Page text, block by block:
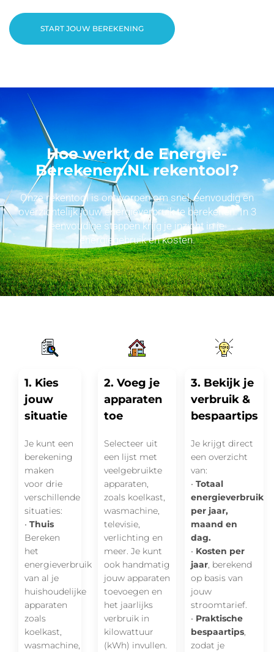
START JOUW BEREKENING
Hoe werkt de Energie-
Berekenen.NL rekentool?
Onze rekentool is ontworpen om snel, eenvoudig en
overzichtelijk jouw energieverbruik te berekenen. In 3
eenvoudige stappen krijg je inzicht in je
energiegebruik en kosten.
1. Kies
jouw
situatie
Je kunt een
berekening
maken
voor drie
verschillende
situaties:
• Thuis
Bereken
het
energieverbruik
van al je
huishoudelijke
apparaten
zoals
koelkast,
wasmachine,
2. Voeg je
apparaten
toe
Selecteer uit
een lijst met
veelgebruikte
apparaten,
zoals koelkast,
wasmachine,
televisie,
verlichting en
meer. Je kunt
ook handmatig
jouw apparaten
toevoegen en
het jaarlijks
verbruik in
kilowattuur
(kWh) invullen.
3. Bekijk je
verbruik &
bespaartips
Je krijgt direct
een overzicht
van:
•Totaal
energieverbruik
per jaar,
maand en
dag.
• Kosten per
jaar, berekend
op basis van
jouw
stroomtarief.
• Praktische
bespaartips,
zodat je